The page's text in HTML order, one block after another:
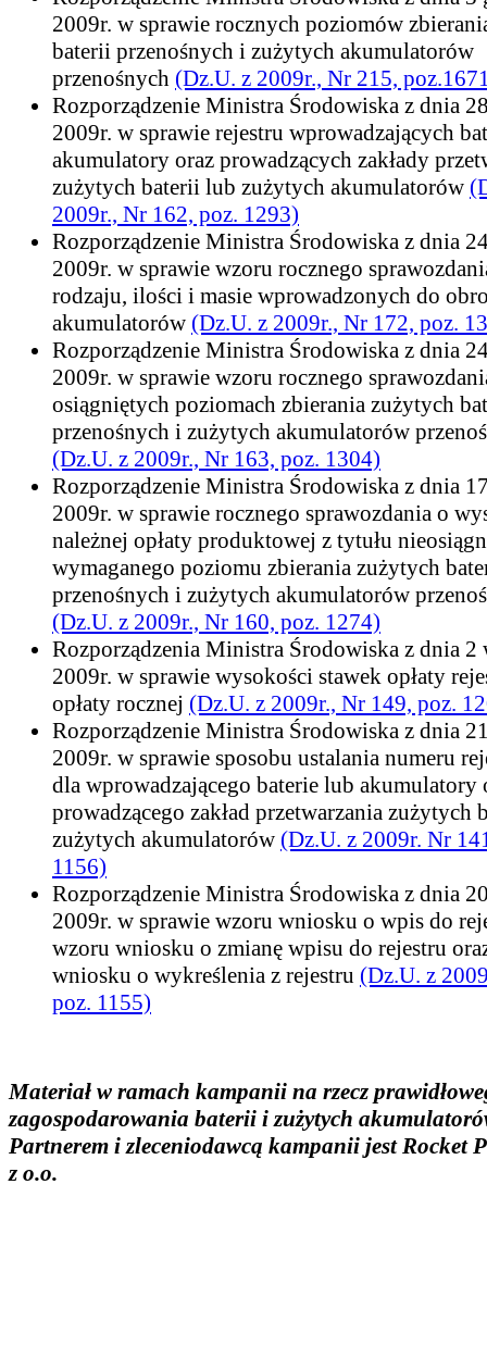
2009r. w sprawie rocznych poziomów
baterii przenośnych i zużytych akumulatorów
przenośnych (Dz.U. z 2009r., Nr 215,
Rozporządzenie Ministra Środowiska z dnia
2009r. w sprawie rejestru wprowadzających
akumulatory oraz prowadzących zakłady
zużytych baterii lub zużytych akumulatorów
2009r., Nr 162, poz. 1293)
Rozporządzenie Ministra Środowiska z dnia
2009r. w sprawie wzoru rocznego
rodzaju, ilości i masie wprowadzonych do
akumulatorów (Dz.U. z 2009r., Nr 172, poz.
Rozporządzenie Ministra Środowiska z dnia
2009r. w sprawie wzoru rocznego
osiągniętych poziomach zbierania zużytych
przenośnych i zużytych akumulatorów
(Dz.U. z 2009r., Nr 163, poz. 1304)
Rozporządzenie Ministra Środowiska z dnia
2009r. w sprawie rocznego sprawozdania o
należnej opłaty produktowej z tytułu
wymaganego poziomu zbierania zużytych
przenośnych i zużytych akumulatorów
(Dz.U. z 2009r., Nr 160, poz. 1274)
Rozporządzenia Ministra Środowiska z dnia 2
2009r. w sprawie wysokości stawek opłaty
opłaty rocznej (Dz.U. z 2009r., Nr 149, poz.
Rozporządzenie Ministra Środowiska z dnia
2009r. w sprawie sposobu ustalania numeru
dla wprowadzającego baterie lub akumulatory
prowadzącego zakład przetwarzania zużytych
zużytych akumulatorów (Dz.U. z 2009r. Nr
1156)
Rozporządzenie Ministra Środowiska z dnia
2009r. w sprawie wzoru wniosku o wpis do
wzoru wniosku o zmianę wpisu do rejestru
wniosku o wykreślenia z rejestru (Dz.U. z
poz. 1155)
Materiał w ramach kampanii na rzecz
zagospodarowania baterii i zużytych
Partnerem i zleceniodawcą kampanii jest Rocket
z o.o.